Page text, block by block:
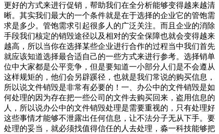
更好的方式来进行促销，帮助我们在全分析能够变得越来越清
晰。其实我们最大的一个条件就是在于选择的企业它的管饱需
求是多少。管饱需求引起很多人的广泛关注。而且企业的消除
手段我们核定的销毁途径以及相对的安全保障也就会变得越来
越高，所以当你在选择某些企业进行合作的过程当中我们首先
就应该知道选择最合适自己的一些方式来进行参考。选择销单
位中大家都是公平竞争，但是要知道一小部分人们是不会遵从
这样规矩的，他们会另辟蹊径，也就是我们常说的购买信息，
所以说文件销毁是非常有必要的！一、办公中的文件销毁是如
何处理的因为存在把一些公司的文件去购买回来，盗用信息的
人，所以说办公中的文件销毁处理是需要重视的，只有处理好
这些事情才能够不泄露出任何信息，让不法分子无从下手。要
处理的妥当，就必须找值得信任的人去处理，淼一科技能够把